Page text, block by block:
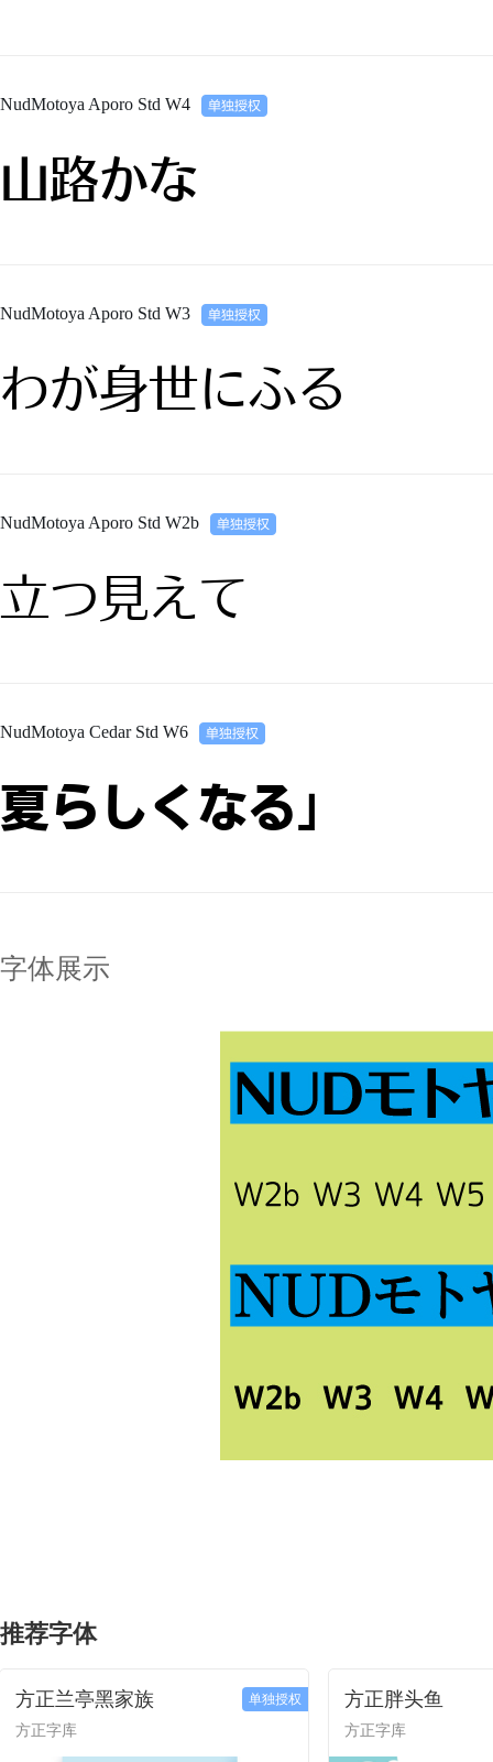
NudMotoya Aporo Std W4
山路かな
NudMotoya Aporo Std W3
わが身世にふる
NudMotoya Aporo Std W2b
立つ見えて
NudMotoya Cedar Std W6
夏らしくなる｣
字体展示
推荐字体
方正兰亭黑家族
方正字库
单独授权 方正胖头鱼
方正字库